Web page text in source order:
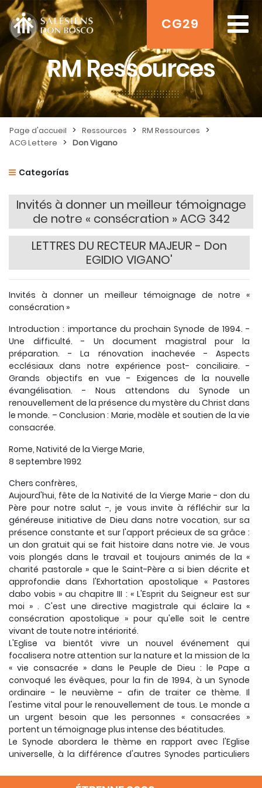
CG29
RM Ressources
Page d'accueil > Ressources > RM Ressources >
ACG Lettere > Don Vigano
Categorías
Invités à donner un meilleur témoignage
de notre « consécration » ACG 342
LETTRES DU RECTEUR MAJEUR - Don
EGIDIO VIGANO'
Invités à donner un meilleur témoignage de notre «
consécration »
Introduction : importance du prochain Synode de 1994. -
Une difficulté. - Un document magistral pour la
préparation. - La rénovation inachevée - Aspects
ecclésiaux dans notre expérience post- conciliaire. -
Grands objectifs en vue - Exigences de la nouvelle
évangélisation. - Nous attendons du Synode un
renouvellement de la présence du mystère du Christ dans
le monde. – Conclusion : Marie, modèle et soutien de la vie
consacrée.
Rome, Nativité de la Vierge Marie,
8 septembre 1992
Chers confrères,
Aujourd'hui, fête de la Nativité de la Vierge Marie - don du
Père pour notre salut -, je vous invite à réfléchir sur la
généreuse initiative de Dieu dans notre vocation, sur sa
présence constante et sur l'apport précieux de sa grâce :
un don gratuit qui se fait histoire dans notre vie. Je vous
vois plongés dans le travail et toujours animés de la «
charité pastorale » que le Saint-Père a si bien décrite et
approfondie dans l'Exhortation apostolique « Pastores
dabo vobis » au chapitre III : « L'Esprit du Seigneur est sur
moi » . C'est une directive magistrale qui éclaire la «
consécration apostolique » pour qu'elle soit le centre
vivant de toute notre intériorité.
L'Eglise va bientôt vivre un nouvel événement qui
focalisera notre attention sur la nature et la mission de la
« vie consacrée » dans le Peuple de Dieu : le Pape a
convoqué les évêques, pour la fin de 1994, à un Synode
ordinaire - le neuvième - afin de traiter ce thème. Il
l'estime vital pour le renouvellement de tous. Le monde a
un urgent besoin que les personnes « consacrées »
portent un témoignage plus intense des béatitudes.
Le Synode abordera le thème en rapport avec l'Eglise
universelle, à la différence d'autres Synodes particuliers
ou le prochain Synode africain) qui se proposent de